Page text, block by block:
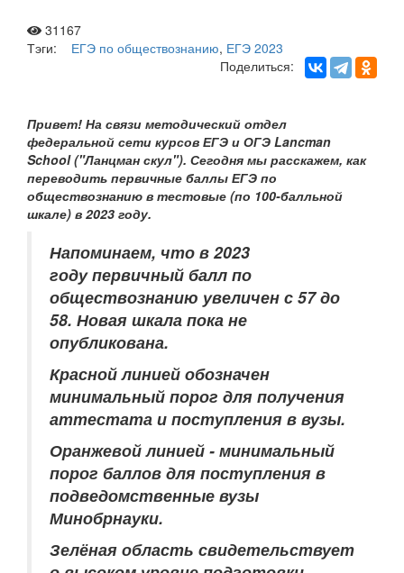
31167
Тэги:
ЕГЭ по обществознанию, ЕГЭ 2023
Поделиться:
Привет! На связи методический отдел
федеральной сети курсов ЕГЭ и ОГЭ Lancman
School ("Ланцман скул"). Сегодня мы расскажем, как
переводить первичные баллы ЕГЭ по
обществознанию в тестовые (по 100-балльной
шкале) в 2023 году.
Напоминаем, что в 2023
годупервичный балл по
обществознанию увеличен с 57 до
58. Новая шкала пока не
опубликована.
Красной линией обозначен
минимальный порог для получения
аттестата и поступления в вузы.
Оранжевой линией - минимальный
порог баллов для поступления в
подведомственные вузы
Минобрнауки.
Зелёная область свидетельствует